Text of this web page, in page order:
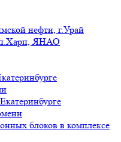
нефти, г.Урай
п.Харп, ЯНАО
блоков в комплексе